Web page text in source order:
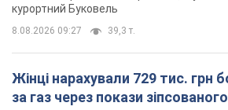
8.08.2026 14:43 32,3 т.